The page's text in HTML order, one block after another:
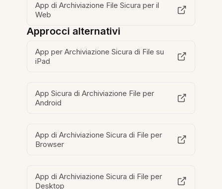
App di Archiviazione File Sicura per il
Web
Approcci alternativi
App per Archiviazione Sicura di File su
iPad
App Sicura di Archiviazione File per
Android
App di Archiviazione Sicura di File per
Browser
App di Archiviazione Sicura di File per
Desktop